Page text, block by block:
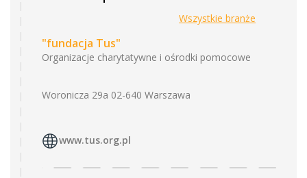
Wszystkie branże
"fundacja Tus"
Organizacje charytatywne i ośrodki pomocowe
Woronicza 29a 02-640 Warszawa
www.tus.org.pl